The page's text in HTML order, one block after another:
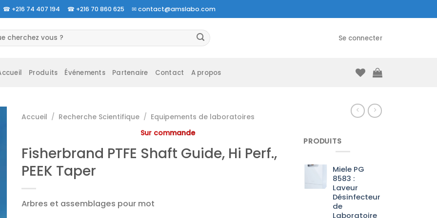
☎ +216 74 407 194 ☎ +216 70 860 625 ✉contact@amslabo.com
Se connecter
Produits Événements Partenaire Contact A propos
Accueil / Recherche Scientifique / Equipements de laboratoires
Sur commande
Fisherbrand PTFE Shaft Guide, Hi Perf.,
PEEK Taper
Arbres et assemblages pour mot
PRODUITS
Miele PG
8583 :
Laveur
Désinfecteur
de
Laboratoire